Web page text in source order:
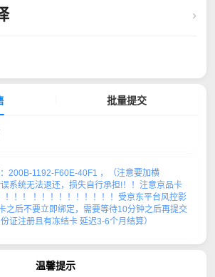
›
批量提交
200B-1192-F60E-40F1 ，（注意要加横
系统无法退还，损失自行承担!！！注意京品卡
！！！ ！！！！！！！！！！受京东平台风控影
之后不要立即绑定，需要等待10分钟之后再提交
证注册且有冻结卡 延迟3-6个月结算）
需卡号，只需填写卡密，
如：200B-1192-F60E-40F1
温馨提示